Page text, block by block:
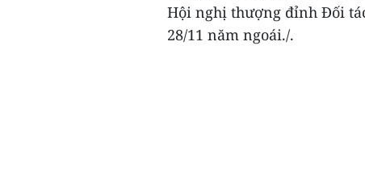
Hội nghị thượng đỉnh Đối
28/11 năm ngoái./.